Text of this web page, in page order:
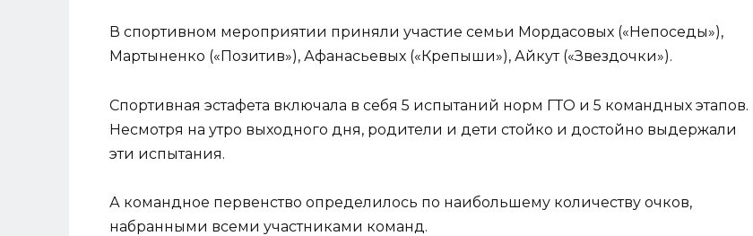
В спортивном мероприятии приняли участие семьи Мордасовых («Непоседы»),
Мартыненко («Позитив»), Афанасьевых («Крепыши»), Айкут («Звездочки»).
Спортивная эстафета включала в себя 5 испытаний норм ГТО и 5 командных этапов.
Несмотря на утро выходного дня, родители и дети стойко и достойно выдержали
эти испытания.
А командное первенство определилось по наибольшему количеству очков,
набранными всеми участниками команд.